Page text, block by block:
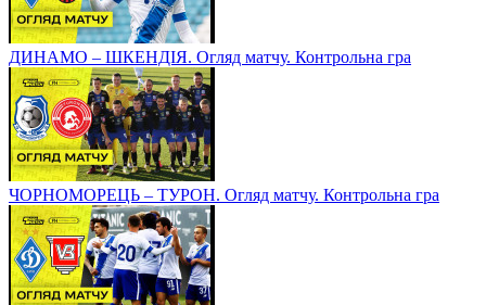
ДИНАМО – ШКЕНДІЯ. Огляд матчу. Контрольна гра
ЧОРНОМОРЕЦЬ – ТУРОН. Огляд матчу. Контрольна гра